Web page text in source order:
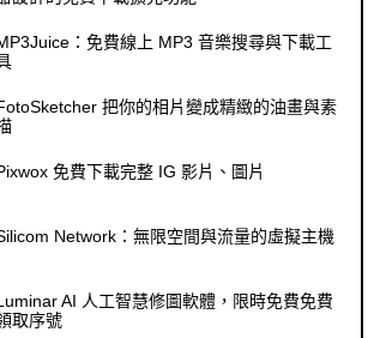
：免費線上 MP3 音樂搜尋與下載工
把你的相片變成精緻的油畫與素
免費下載完整 IG 影片、圖片
Network：無限空間與流量的虛擬主機
AI 人工智慧修圖軟體，限時免費免費
取序號